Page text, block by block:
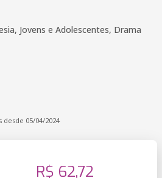
Jovens e Adolescentes, Drama
desde 05/04/2024
R$ 62,72